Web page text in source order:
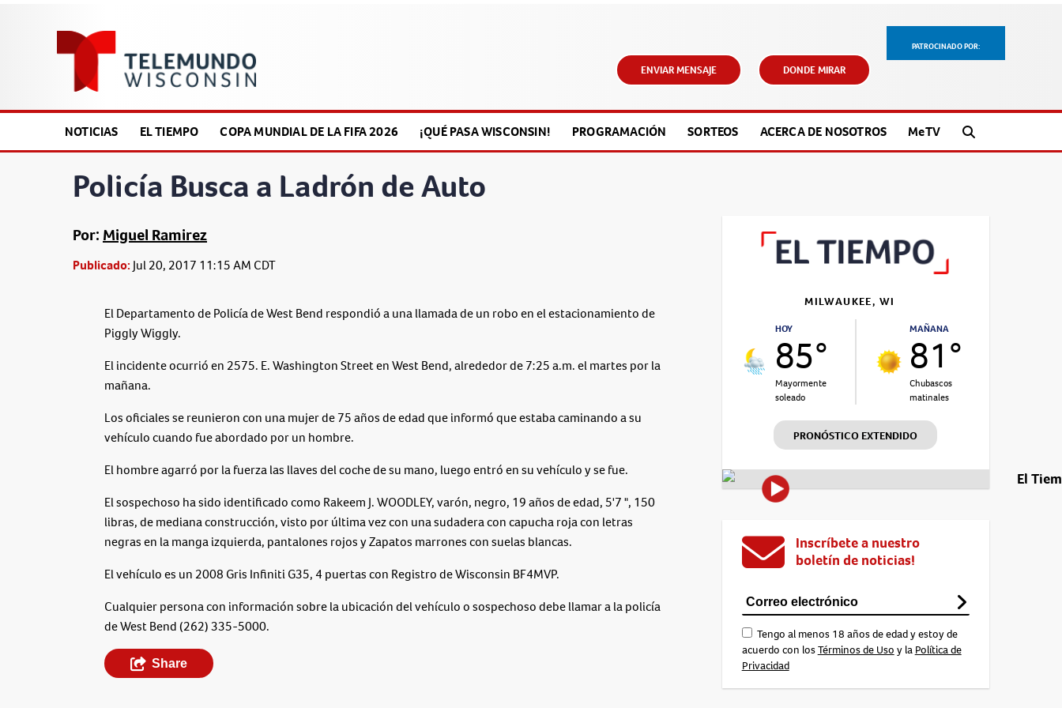
PATROCINADO POR:
ENVIAR MENSAJE DONDE MIRAR
NOTICIAS EL TIEMPO COPA MUNDIAL DE LA FIFA 2026 ¡QUÉ PASA WISCONSIN! PROGRAMACIÓN SORTEOS ACERCA DE NOSOTROS MeTV
Policía Busca a Ladrón de Auto
Por: Miguel Ramirez
Publicado: Jul 20, 2017 11:15 AM CDT
El Departamento de Policía de West Bend respondió a una llamada de un robo en el estacionamiento de
Piggly Wiggly.
El incidente ocurrió en 2575. E. Washington Street en West Bend, alrededor de 7:25 a.m. el martes por la
mañana.
Los oficiales se reunieron con una mujer de 75 años de edad que informó que estaba caminando a su
vehículo cuando fue abordado por un hombre.
El hombre agarró por la fuerza las llaves del coche de su mano, luego entró en su vehículo y se fue.
El sospechoso ha sido identificado como Rakeem J. WOODLEY, varón, negro, 19 años de edad, 5'7 ", 150
libras, de mediana construcción, visto por última vez con una sudadera con capucha roja con letras
negras en la manga izquierda, pantalones rojos y Zapatos marrones con suelas blancas.
El vehículo es un 2008 Gris Infiniti G35, 4 puertas con Registro de Wisconsin BF4MVP.
Cualquier persona con información sobre la ubicación del vehículo o sospechoso debe llamar a la policía
de West Bend (262) 335-5000.
Share
MILWAUKEE, WI
HOY
85°
Mayormente
soleado
MAÑANA
81°
Chubascos
matinales
PRONÓSTICO EXTENDIDO
El
Inscríbete a nuestro
boletín de noticias!
Tengo al menos 18 años de edad y estoy de
acuerdo con losTérminos de Uso y la Política de
Privacidad